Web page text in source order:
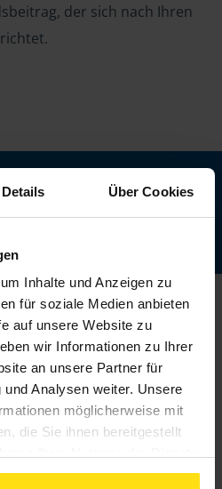
Details Über Cookies
Inhalte und Anzeigen zu
für soziale Medien anbieten
auf unsere Website zu
wir Informationen zu Ihrer
an unsere Partner für
Analysen weiter. Unsere
möglicherweise mit
die Sie ihnen bereitgestellt
Sie auf Einverstanden klicken,
der sich nach Ihren
online - ohne Termin.
zu können, benötigen
eine Reihe von